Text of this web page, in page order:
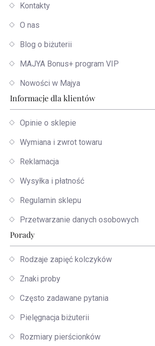
Kontakty
O nas
Blog o biżuterii
MAJYA Bonus+ program VIP
Nowości w Majya
Informacje dla klientów
Opinie o sklepie
Wymiana i zwrot towaru
Reklamacja
Wysyłka i płatność
Regulamin sklepu
Przetwarzanie danych osobowych
Porady
Rodzaje zapięć kolczyków
Znaki proby
Często zadawane pytania
Pielęgnacja biżuterii
Rozmiary pierścionków